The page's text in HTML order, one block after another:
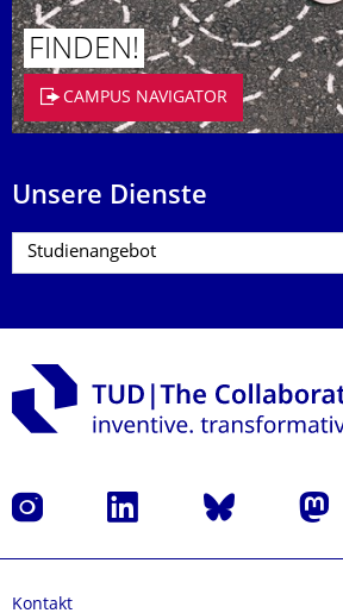
FINDEN!
CAMPUS NAVIGATOR
Unsere Dienste
Instagram LinkedIn Bluesky
Kontakt